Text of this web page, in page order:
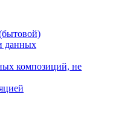
данных
композиций, не